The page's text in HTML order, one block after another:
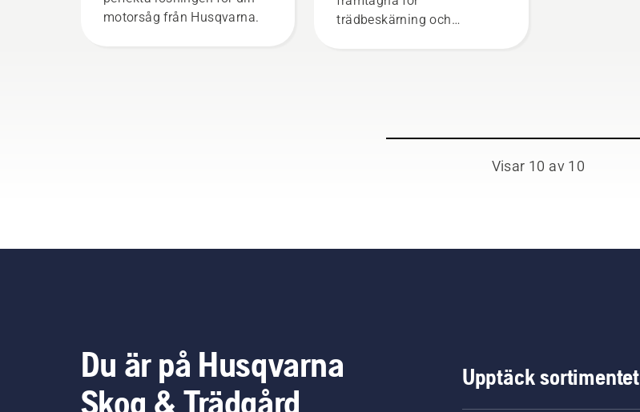
motorsåg från Husqvarna.
trädbeskärning och
skonsammare mot trädet.
Visar 10 av 10
Du är på Husqvarna
Skog & Trädgård
Upptäck sortimentet